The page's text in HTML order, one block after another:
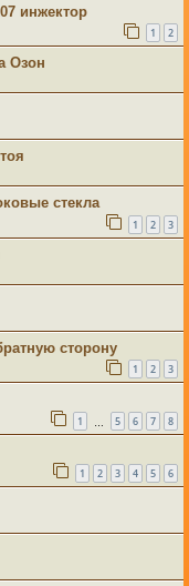
инжектор
1 2
Озон
стекла
1 2 3
сторону
1 2 3
1 5 6 7 8
1 2 3 4 5 6